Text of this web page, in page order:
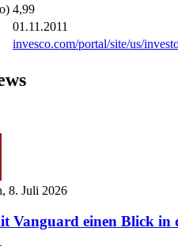
4,99
01.11.2011
invesco.com/portal/site/us/
8. Juli 2026
Vanguard einen Blick in